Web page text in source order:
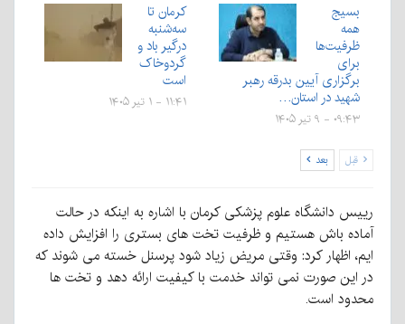
بسیج
همه
ظرفیت‌ها
برای
برگزاری آیین بدرقه رهبر
شهید در استان…
۰۹:۴۳ - ۹ تیر ۱۴۰۵
کرمان تا
سه‌شنبه
درگیر باد و
گردوخاک
است
۱۱:۴۱ - ۱ تیر ۱۴۰۵
قبل بعد
رییس دانشگاه علوم پزشکی کرمان با اشاره به اینکه در حالت
آماده باش هستیم و ظرفیت تخت های بستری را افزایش داده
ایم، اظهار کرد: وقتی مریض زیاد شود پرسنل خسته می شوند که
در این صورت نمی تواند خدمت با کیفیت ارائه دهد و تخت ها
محدود است.